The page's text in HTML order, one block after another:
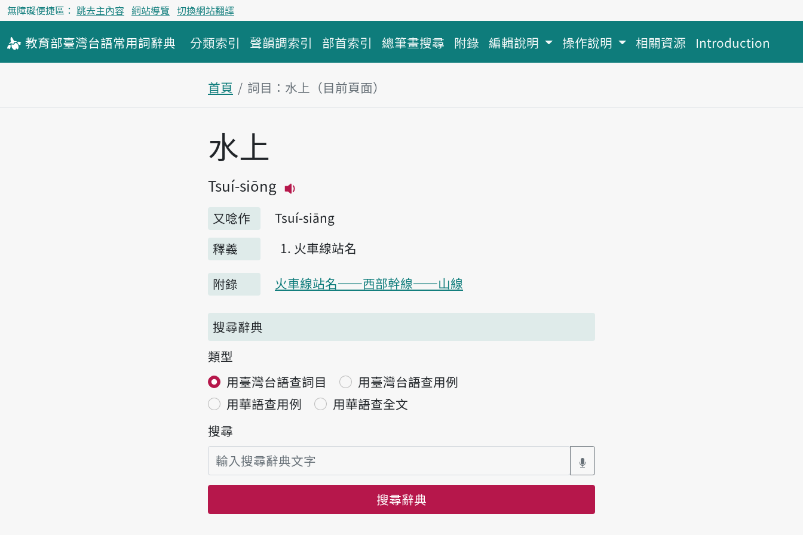
無障礙便捷區： 跳去主內容 網站導覽 切換網站翻譯
教育部臺灣台語常用詞辭典 分類索引 聲韻調索引 部首索引 總筆畫搜尋 附錄 編輯說明 操作說明 相關資源 Introduction
首頁 詞目：水上（目前頁面）
主內容區塊
水上
Tsuí-siōng
又唸作
Tsuí-siāng
釋義
火車線站名
附錄 火車線站名——西部幹線——山線
搜尋辭典
類型
用臺灣台語查詞目
用臺灣台語查用例
用華語查用例
用華語查全文
搜尋
搜尋辭典